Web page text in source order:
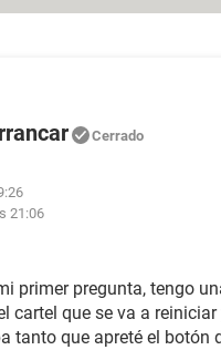
Cerrado
21:06
primer pregunta, tengo
cartel que se va a
tanto que apreté el botón